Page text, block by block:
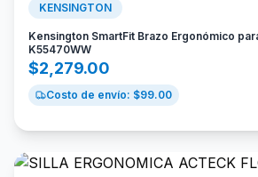
KENSINGTON
Kensington SmartFit Brazo Ergonómico
K55470WW
$2,279.00
Costo de envío: $99.00